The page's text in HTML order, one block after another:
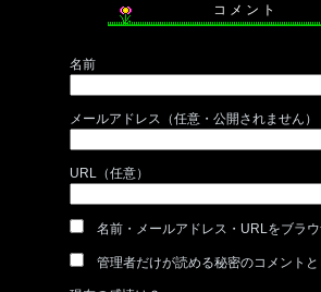
コ メ ン ト
名前
メールアドレス（任意・公開されません）
URL（任意）
名前・メールアドレス・URLをブラ
管理者だけが読める秘密のコメント